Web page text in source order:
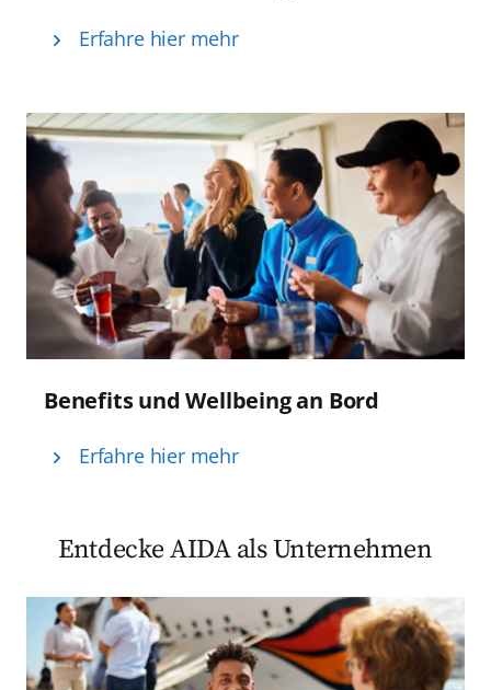
Erfahre hier mehr
Benefits und Wellbeing an Bord
Erfahre hier mehr
Entdecke AIDA als Unternehmen